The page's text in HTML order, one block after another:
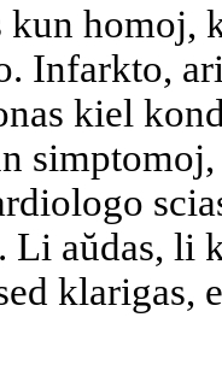
homoj,
Infarkto,
kiel
Li aŭdas, li
klarigas,